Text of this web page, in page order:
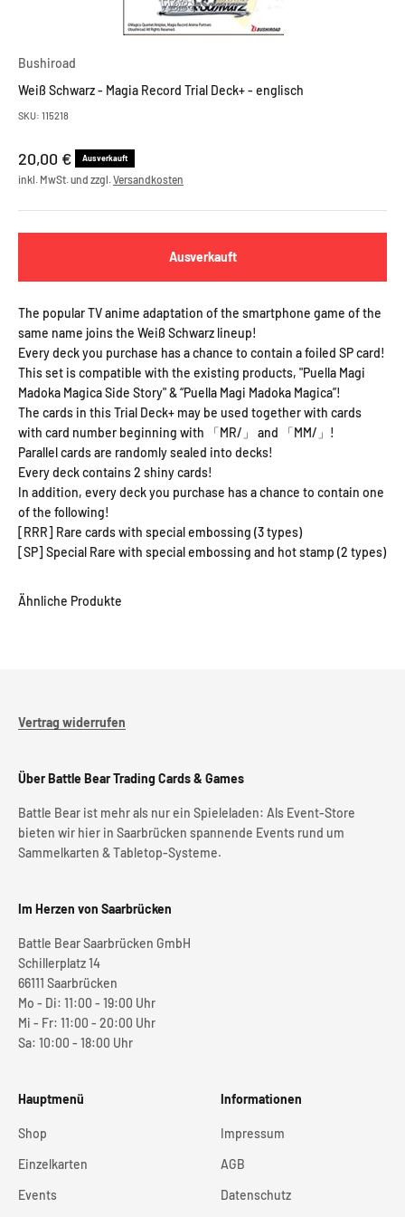
Bushiroad
Weiß Schwarz - Magia Record Trial Deck+ - englisch
SKU: 115218
Angebot
20,00 € Ausverkauft
inkl. MwSt. und zzgl.Versandkosten
Ausverkauft
The popular TV anime adaptation of the smartphone game of the
same name joins the Weiß Schwarz lineup!
Every deck you purchase has a chance to contain a foiled SP card!
This set is compatible with the existing products, "Puella Magi
Madoka Magica Side Story" & “Puella Magi Madoka Magica”!
The cards in this Trial Deck+ may be used together with cards
with card number beginning with 「MR/」 and 「MM/」!
Parallel cards are randomly sealed into decks!
Every deck contains 2 shiny cards!
In addition, every deck you purchase has a chance to contain one
of the following!
[RRR] Rare cards with special embossing (3 types)
[SP] Special Rare with special embossing and hot stamp (2 types)
Vertrag widerrufen
Über Battle Bear Trading Cards & Games
Battle Bear ist mehr als nur ein Spieleladen: Als Event-Store
bieten wir hier in Saarbrücken spannende Events rund um
Sammelkarten & Tabletop-Systeme.
Im Herzen von Saarbrücken
Battle Bear Saarbrücken GmbH
Schillerplatz 14
66111 Saarbrücken
Mo - Di: 11:00 - 19:00 Uhr
Mi - Fr: 11:00 - 20:00 Uhr
Sa: 10:00 - 18:00 Uhr
Hauptmenü
Shop
Einzelkarten
Events
Informationen
Impressum
AGB
Datenschutz